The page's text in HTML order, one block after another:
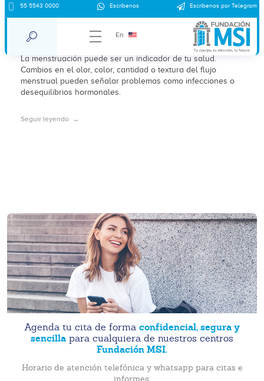
55 5543 0000 Escríbenos Escríbenos por Telegram
En
¿Qué no es normal en tu menstruación?
Olor, color, cantidad y textura
La menstruación puede ser un indicador de tu salud.
Cambios en el olor, color, cantidad o textura del flujo
menstrual pueden señalar problemas como infecciones o
desequilibrios hormonales.
Seguir leyendo
Agenda tu cita de forma confidencial, segura y
sencilla para cualquiera de nuestros centros
Fundación MSI.
Horario de atención telefónica y whatsapp para citas e
informes: